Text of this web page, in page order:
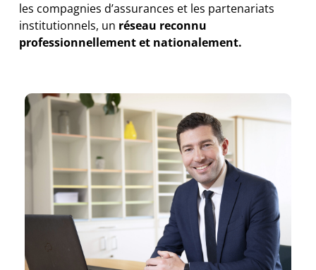
les compagnies d’assurances et les partenariats
institutionnels, un réseau reconnu
professionnellement et nationalement.